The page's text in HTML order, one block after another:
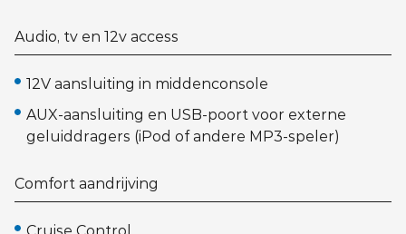
Audio, tv en 12v access
12V aansluiting in middenconsole
AUX-aansluiting en USB-poort voor externe
geluiddragers (iPod of andere MP3-speler)
Comfort aandrijving